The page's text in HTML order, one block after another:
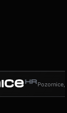
Pozornice,